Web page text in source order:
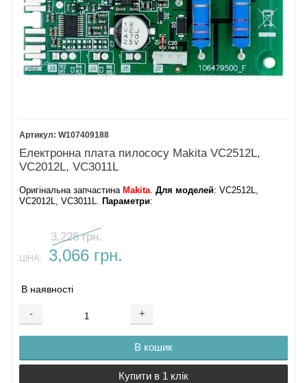
W107409188
Електронна плата пилососу Makita VC2512L,
VC2012L, VC3011L
Оригінальна запчастина Makita.Для моделей: VC2512L,
VC2012L, VC3011L. Параметри:
3,228 грн.
ЦІНА: 3,066 грн.
В наявності
- +
В кошик
Купити в 1 клік